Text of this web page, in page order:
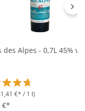
5 Sternen
des Alpes - 0,7L 45% vol
€* / 1 l)
€*